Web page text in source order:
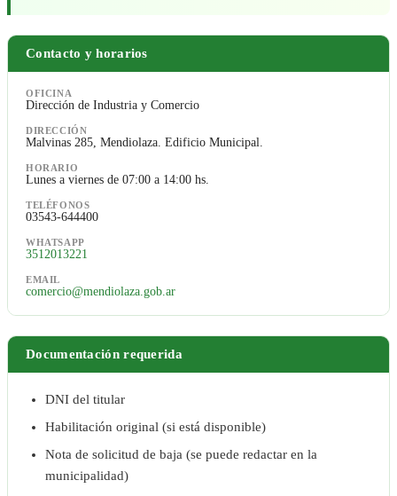
Contacto y horarios
OFICINA
Dirección de Industria y Comercio
DIRECCIÓN
Malvinas 285, Mendiolaza. Edificio Municipal.
HORARIO
Lunes a viernes de 07:00 a 14:00 hs.
TELÉFONOS
03543-644400
WHATSAPP
3512013221
EMAIL
comercio@mendiolaza.gob.ar
Documentación requerida
DNI del titular
Habilitación original (si está disponible)
Nota de solicitud de baja (se puede redactar en la
municipalidad)